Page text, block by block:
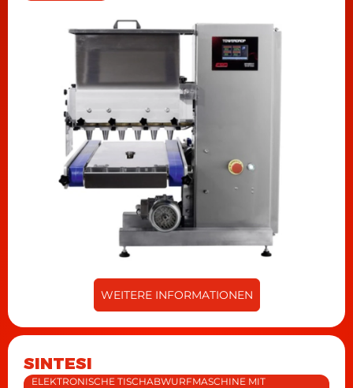
einem Standarddurchmesser von 5 cm oder
sogar Formen, die die gesamte Schale ausfüllen,
WEITERE INFORMATIONEN
SINTESI
ELEKTRONISCHE TISCHABWURFMASCHINE MIT